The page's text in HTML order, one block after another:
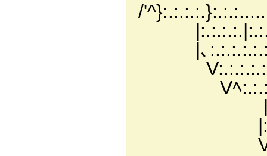
/
|､
Vﾍ:.:.:.:|
ト､:.